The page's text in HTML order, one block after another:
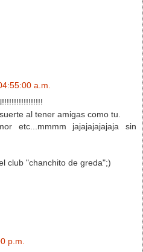
a.m.
al tener amigas como tu.
etc...mmmm jajajajajajaja sin
club "chanchito de greda";)
p.m.